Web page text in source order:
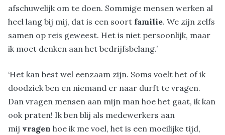
afschuwelijk om te doen. Sommige mensen werken al
heel lang bij mij, dat is een soort familie. We zijn zelfs
samen op reis geweest. Het is niet persoonlijk, maar
ik moet denken aan het bedrijfsbelang.’
‘Het kan best wel eenzaam zijn. Soms voelt het of ik
doodziek ben en niemand er naar durft te vragen.
Dan vragen mensen aan mijn man hoe het gaat, ik kan
ook praten! Ik ben blij als medewerkers aan
mij vragen hoe ik me voel, het is een moeilijke tijd,